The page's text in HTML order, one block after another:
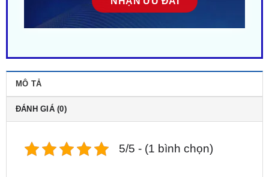
ĐÁNH GIÁ (0)
Địa chỉ
nâng cấp combo âm thanh cho xe KIA